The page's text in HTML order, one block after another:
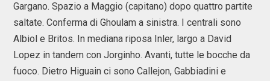
Gargano. Spazio a Maggio (capitano) dopo quattro partite
saltate. Conferma di Ghoulam a sinistra. I centrali sono
Albiol e Britos. In mediana riposa Inler, largo a David
Lopez in tandem con Jorginho. Avanti, tutte le bocche da
fuoco. Dietro Higuain ci sono Callejon, Gabbiadini e